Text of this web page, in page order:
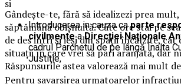
si
Introducerea in cauza caparte
civilmenteaDirecţiei Naţionale
cadrul Parchetul de pe lângă Înalta
Justiţie,
Pentru savarsirea urmatoarelor
Gândește-te, fără să idealizezi prea
săptămână obișnuită. Câte ore stai pe
de des intri și ieși din spații încălzite, cât
situații în care vrei să pari aranjată, dar
Răspunsurile astea valorează mai mult